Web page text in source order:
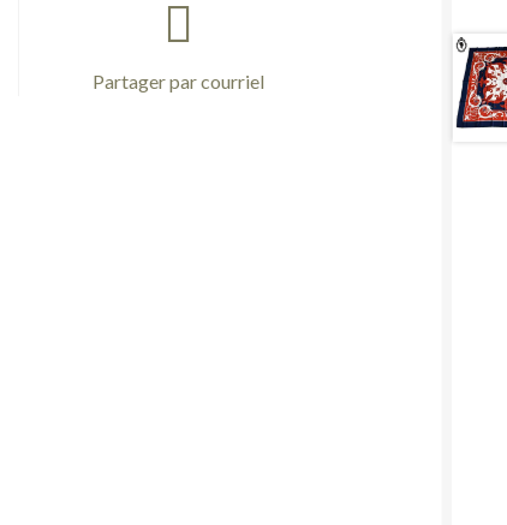
Partager par courriel